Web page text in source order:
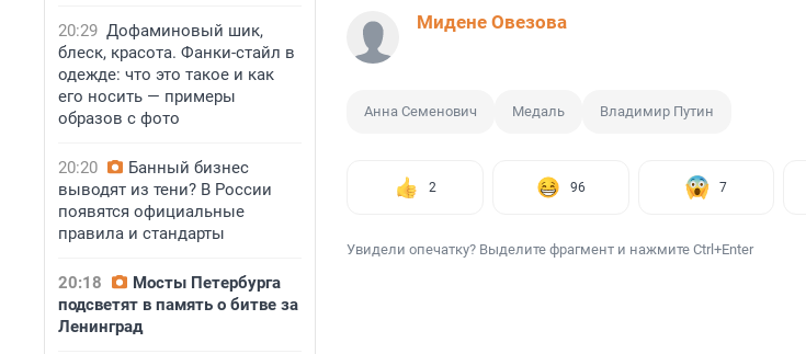
20:29 Дофаминовый шик,
блеск, красота. Фанки-стайл в
одежде: что это такое и как
его носить — примеры
образов с фото
20:20
Банный бизнес
выводят из тени? В России
появятся официальные
правила и стандарты
20:18
Мосты Петербурга
подсветят в память о битве за
Ленинград
Мидене Овезова
Анна Семенович Медаль Владимир Путин
2 96 7
Увидели опечатку? Выделите фрагмент и нажмите Ctrl+Enter